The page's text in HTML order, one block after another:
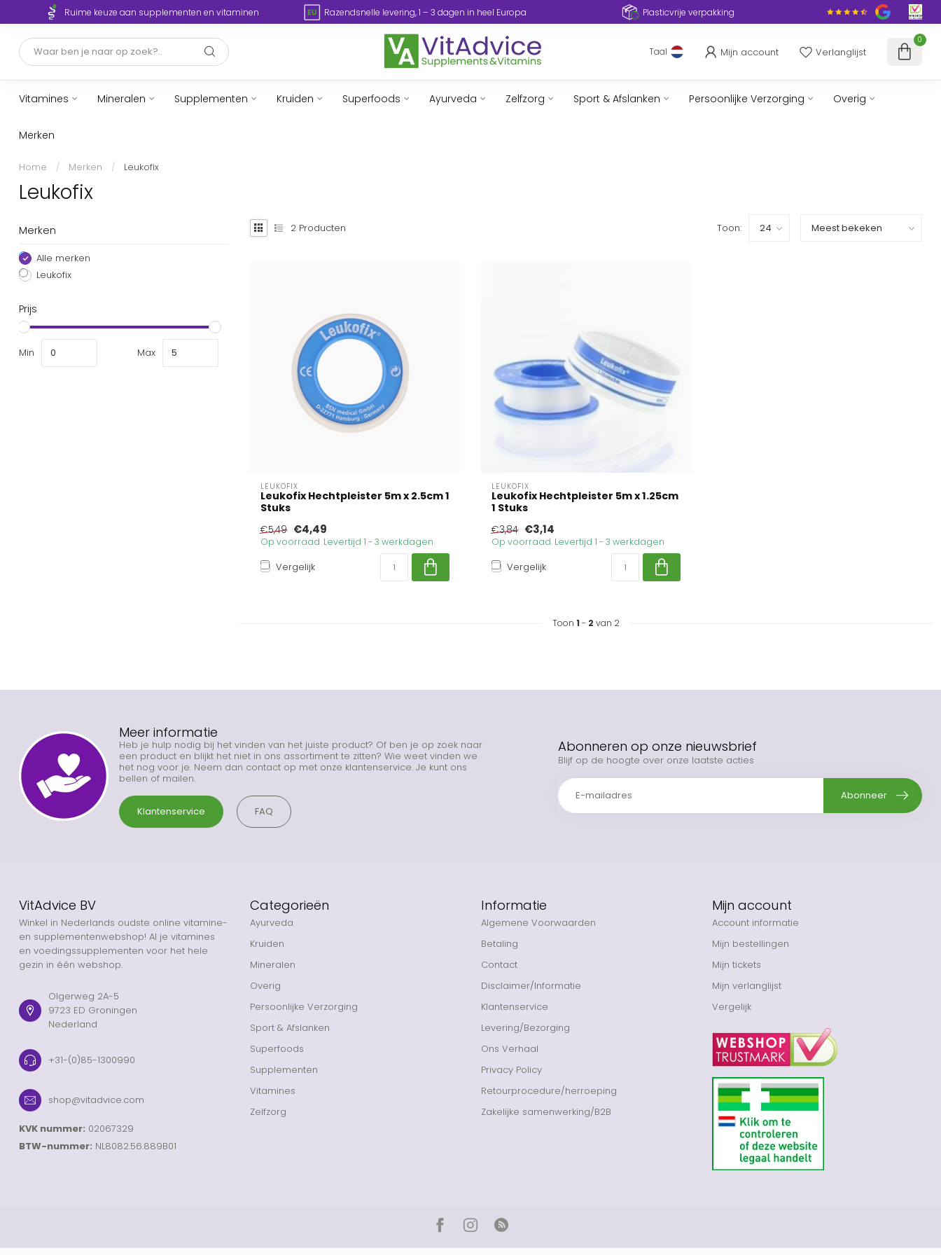
Ruime keuze aan supplementen en vitaminen Razendsnelle levering, 1 – 3 dagen in heel Europa Plasticvrije verpakking
Taal Mijn account Verlanglijst
0
Vitamines Mineralen Supplementen Kruiden Superfoods Ayurveda Zelfzorg Sport & Afslanken Persoonlijke Verzorging Overig
Merken
Home / Merken / Leukofix
Leukofix
Merken
Alle merken
Leukofix
Prijs
Min Max
2 Producten Toon:
LEUKOFIX
Leukofix Hechtpleister 5m x 2.5cm 1
Stuks
€5,49 €4,49
Op voorraad. Levertijd 1 - 3 werkdagen
Vergelijk
LEUKOFIX
Leukofix Hechtpleister 5m x 1.25cm
1 Stuks
€3,84 €3,14
Op voorraad. Levertijd 1 - 3 werkdagen
Vergelijk
Toon 1 - 2 van 2
Meer informatie
Heb je hulp nodig bij het vinden van het juiste product? Of ben je op zoek naar
een product en blijkt het niet in ons assortiment te zitten? Wie weet vinden we
het nog voor je. Neem dan contact op met onze klantenservice. Je kunt ons
bellen of mailen.
Klantenservice FAQ
Abonneren op onze nieuwsbrief
Blijf op de hoogte over onze laatste acties
Abonneer
VitAdvice BV
Winkel in Nederlands oudste online vitamine-
en supplementenwebshop! Al je vitamines
en voedingssupplementen voor het hele
gezin in één webshop.
Olgerweg 2A-5
9723 ED Groningen
Nederland
+31-(0)85-1300990
shop@vitadvice.com
KVK nummer: 02067329
BTW-nummer: NL8082.56.889B01
Categorieën
Ayurveda
Kruiden
Mineralen
Overig
Persoonlijke Verzorging
Sport & Afslanken
Superfoods
Supplementen
Vitamines
Zelfzorg
Informatie
Algemene Voorwaarden
Betaling
Contact
Disclaimer/Informatie
Klantenservice
Levering/Bezorging
Ons Verhaal
Privacy Policy
Retourprocedure/herroeping
Zakelijke samenwerking/B2B
Mijn account
Account informatie
Mijn bestellingen
Mijn tickets
Mijn verlanglijst
Vergelijk